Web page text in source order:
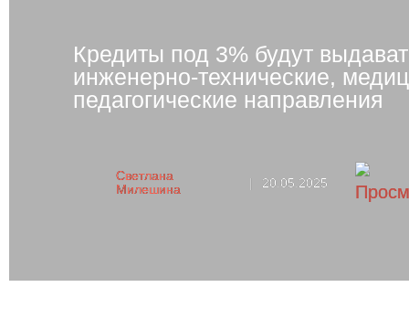
Кредиты под 3% будут
инженерно-технические,
педагогические направления
Светлана
Милешина
| 20.05.2025